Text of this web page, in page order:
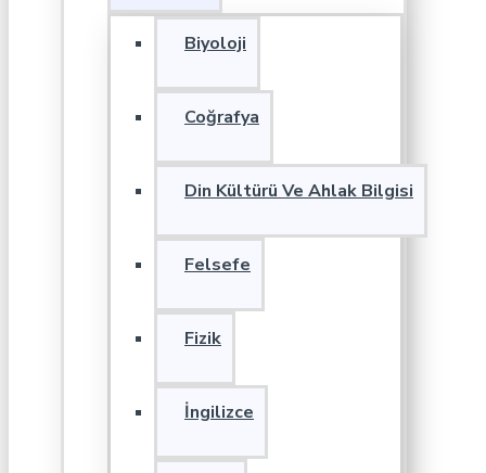
Biyoloji
Coğrafya
Din Kültürü Ve Ahlak Bilgisi
Felsefe
Fizik
İngilizce